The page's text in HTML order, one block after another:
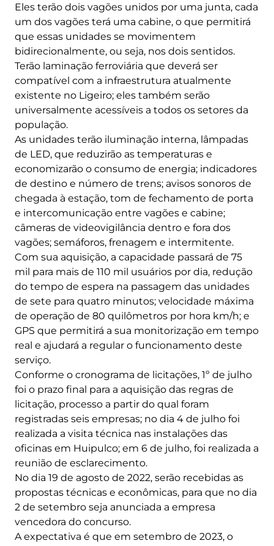
Eles terão dois vagões unidos por uma junta, cada
um dos vagões terá uma cabine, o que permitirá
que essas unidades se movimentem
bidirecionalmente, ou seja, nos dois sentidos.
Terão laminação ferroviária que deverá ser
compatível com a infraestrutura atualmente
existente no Ligeiro; eles também serão
universalmente acessíveis a todos os setores da
população.
As unidades terão iluminação interna, lâmpadas
de LED, que reduzirão as temperaturas e
economizarão o consumo de energia; indicadores
de destino e número de trens; avisos sonoros de
chegada à estação, tom de fechamento de porta
e intercomunicação entre vagões e cabine;
câmeras de videovigilância dentro e fora dos
vagões; semáforos, frenagem e intermitente.
Com sua aquisição, a capacidade passará de 75
mil para mais de 110 mil usuários por dia, redução
do tempo de espera na passagem das unidades
de sete para quatro minutos; velocidade máxima
de operação de 80 quilômetros por hora km/h; e
GPS que permitirá a sua monitorização em tempo
real e ajudará a regular o funcionamento deste
serviço.
Conforme o cronograma de licitações, 1º de julho
foi o prazo final para a aquisição das regras de
licitação, processo a partir do qual foram
registradas seis empresas; no dia 4 de julho foi
realizada a visita técnica nas instalações das
oficinas em Huipulco; em 6 de julho, foi realizada a
reunião de esclarecimento.
No dia 19 de agosto de 2022, serão recebidas as
propostas técnicas e econômicas, para que no dia
2 de setembro seja anunciada a empresa
vencedora do concurso.
A expectativa é que em setembro de 2023, o